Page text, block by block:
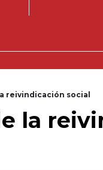
reivindicación social
la